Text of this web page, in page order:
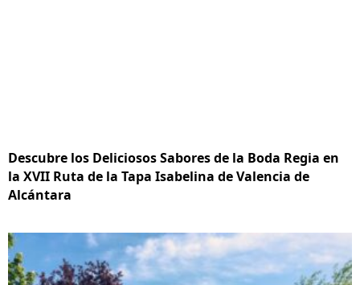
Descubre los Deliciosos Sabores de la Boda Regia en
la XVII Ruta de la Tapa Isabelina de Valencia de
Alcántara